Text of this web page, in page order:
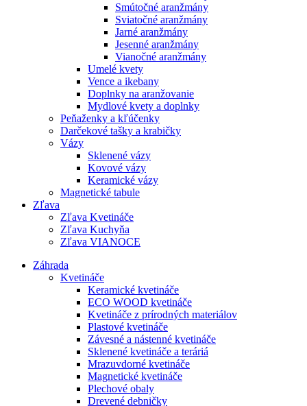
Smútočné aranžmány
Sviatočné aranžmány
Jarné aranžmány
Jesenné aranžmány
Vianočné aranžmány
Umelé kvety
Vence a ikebany
Doplnky na aranžovanie
Mydlové kvety a doplnky
Peňaženky a kľúčenky
Darčekové tašky a krabičky
Vázy
Sklenené vázy
Kovové vázy
Keramické vázy
Magnetické tabule
Zľava
Zľava Kvetináče
Zľava Kuchyňa
Zľava VIANOCE
Záhrada
Kvetináče
Keramické kvetináče
ECO WOOD kvetináče
Kvetináče z prírodných materiálov
Plastové kvetináče
Závesné a nástenné kvetináče
Sklenené kvetináče a teráriá
Mrazuvdorné kvetináče
Magnetické kvetináče
Plechové obaly
Drevené debničky